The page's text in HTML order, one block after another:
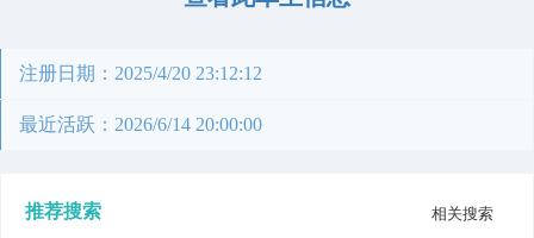
注册日期：2025/4/20 23:12:12
最近活跃：2026/6/14 20:00:00
推荐搜索 相关搜索